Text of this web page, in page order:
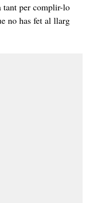
tant per complir-lo
no has fet al llarg